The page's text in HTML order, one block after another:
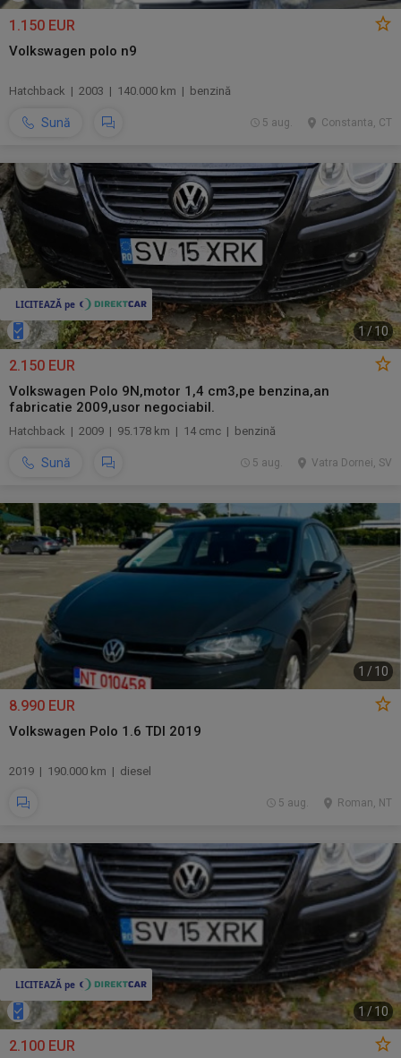
1.150 EUR
Volkswagen polo n9
Hatchback | 2003 | 140.000 km | benzină
Sună Constanta, CT
5 aug.
1 /10
2.150 EUR
Volkswagen Polo 9N,motor 1,4 cm3,pe benzina,an
fabricatie 2009,usor negociabil.
Hatchback | 2009 | 95.178 km | 14 cmc | benzină
Sună Vatra Dornei, SV
5 aug.
1 / 10
8.990 EUR
Volkswagen Polo 1.6 TDI 2019
2019 | 190.000 km | diesel
Roman, NT
5 aug.
1 / 10
2.100 EUR